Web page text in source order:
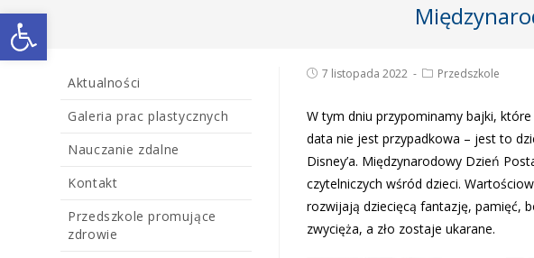
Open toolbar
7 listopada 2022 Przedszkole
W tym dniu przypominamy bajki,
data nie jest przypadkowa – jest to
Disney’a. Międzynarodowy Dzień
czytelniczych wśród dzieci.
rozwijają dziecięcą fantazję, pamięć,
zwycięża, a zło zostaje ukarane.
Aktualności
Galeria prac plastycznych
Nauczanie zdalne
Kontakt
Przedszkole promujące
zdrowie